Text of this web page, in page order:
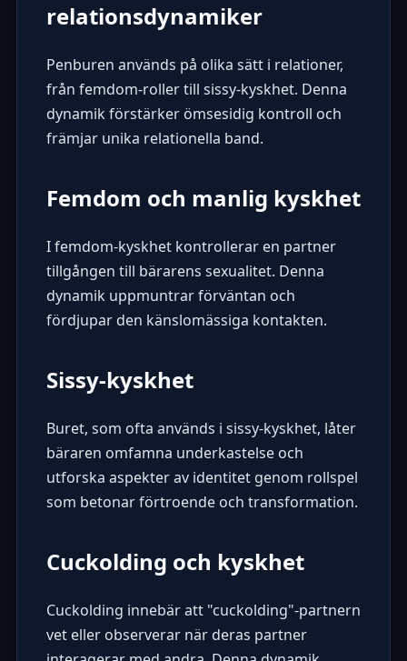
relationsdynamiker
Penburen används på olika sätt i relationer,
från femdom-roller till sissy-kyskhet. Denna
dynamik förstärker ömsesidig kontroll och
främjar unika relationella band.
Femdom och manlig kyskhet
I femdom-kyskhet kontrollerar en partner
tillgången till bärarens sexualitet. Denna
dynamik uppmuntrar förväntan och
fördjupar den känslomässiga kontakten.
Sissy-kyskhet
Buret, som ofta används i sissy-kyskhet, låter
bäraren omfamna underkastelse och
utforska aspekter av identitet genom rollspel
som betonar förtroende och transformation.
Cuckolding och kyskhet
Cuckolding innebär att "cuckolding"-partnern
vet eller observerar när deras partner